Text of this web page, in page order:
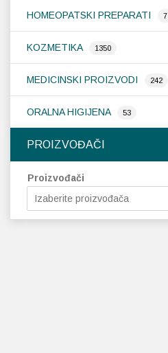
HOMEOPATSKI PREPARATI 7
KOZMETIKA 1350
MEDICINSKI PROIZVODI 242
ORALNA HIGIJENA 53
PROIZVOĐAČI
Proizvođači